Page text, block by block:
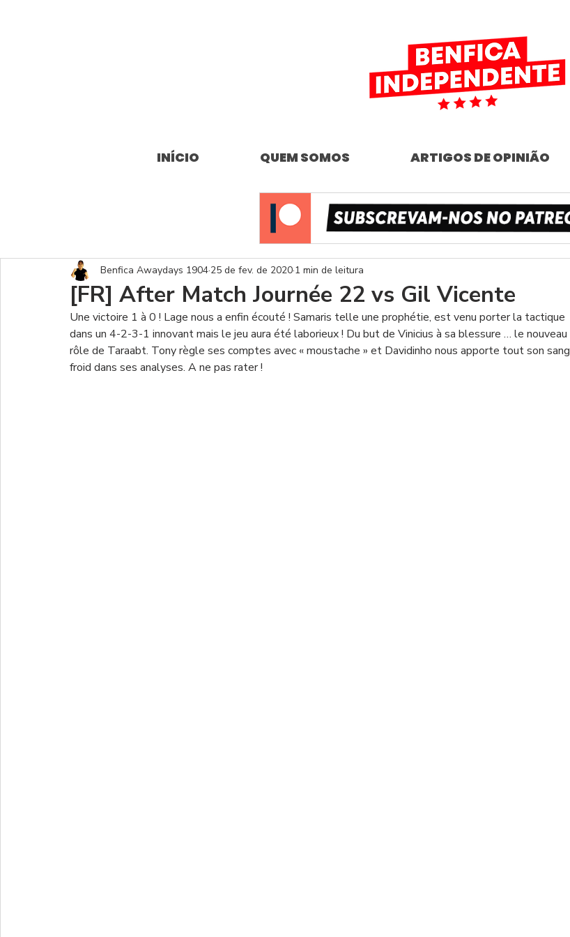
INÍCIO QUEM SOMOS ARTIGOS DE OPINIÃO
[FR] After Match Journée 22 vs Gil Vicente
Benfica Awaydays 1904 25 de fev. de 2020 1 min de leitura
Une victoire 1 à 0 ! Lage nous a enfin écouté ! Samaris telle une prophétie, est venu porter la tactique
dans un 4-2-3-1 innovant mais le jeu aura été laborieux ! Du but de Vinicius à sa blessure … le nouveau
rôle de Taraabt. Tony règle ses comptes avec « moustache » et Davidinho nous apporte tout son sang
froid dans ses analyses. A ne pas rater !